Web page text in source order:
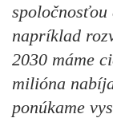
napríklad
2030 máme
milióna
ponúkame